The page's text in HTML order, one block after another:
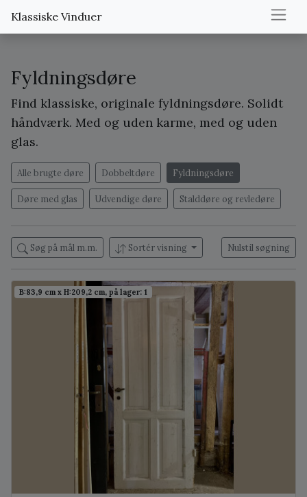
Klassiske Vinduer
Fyldningsdøre
Find klassiske, originale fyldningsdøre. Solidt
håndværk. Med og uden karme, med og uden
glas.
Alle brugte døre Dobbeltdøre Fyldningsdøre
Døre med glas Udvendige døre Stalddøre og revledøre
Søg på mål m.m. Sortér visning Nulstil søgning
B:83,9 cm x H:209,2 cm, på lager: 1